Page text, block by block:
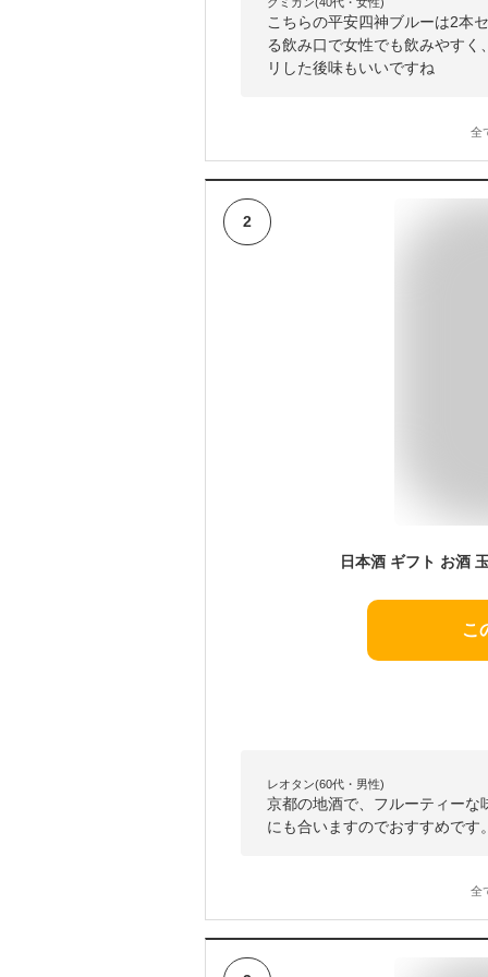
こちらの平安四神ブルーは2本
る飲み口で女性でも飲みやす
リした後味もいいですね
全
2
こ
レオタン(60代・男性)
京都の地酒で、フルーティー
にも合いますのでおすすめです
全